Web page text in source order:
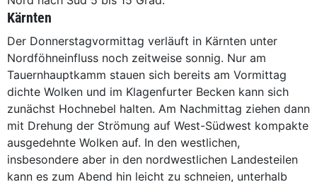
Kärnten
Der Donnerstagvormittag verläuft in Kärnten unter
Nordföhneinfluss noch zeitweise sonnig. Nur am
Tauernhauptkamm stauen sich bereits am Vormittag
dichte Wolken und im Klagenfurter Becken kann sich
zunächst Hochnebel halten. Am Nachmittag ziehen dann
mit Drehung der Strömung auf West-Südwest kompakte
ausgedehnte Wolken auf. In den westlichen,
insbesondere aber in den nordwestlichen Landesteilen
kann es zum Abend hin leicht zu schneien, unterhalb